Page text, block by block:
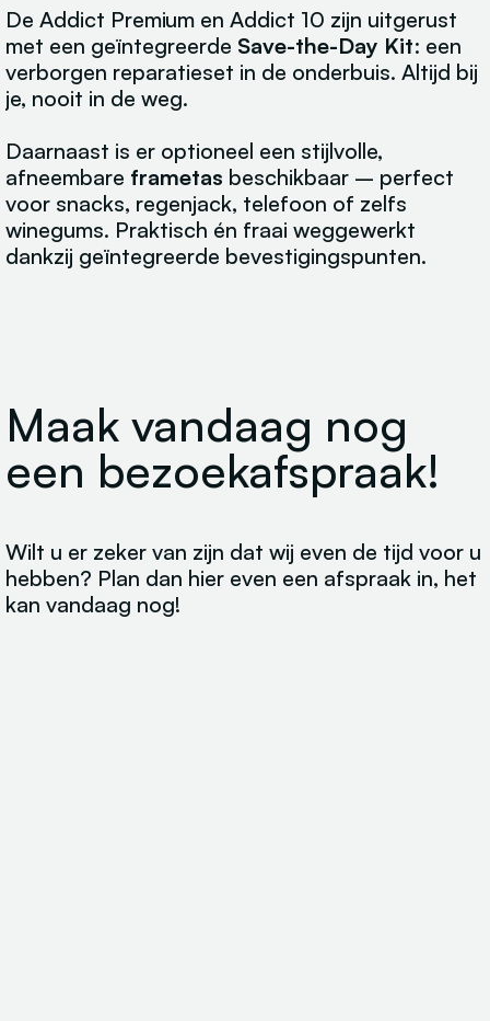
De Addict Premium en Addict 10 zijn uitgerust
met een geïntegreerde Save-the-Day Kit: een
verborgen reparatieset in de onderbuis. Altijd bij
je, nooit in de weg.
Daarnaast is er optioneel een stijlvolle,
afneembare frametas beschikbaar – perfect
voor snacks, regenjack, telefoon of zelfs
winegums. Praktisch én fraai weggewerkt
dankzij geïntegreerde bevestigingspunten.
Maak vandaag nog
een bezoekafspraak!
Wilt u er zeker van zijn dat wij even de tijd voor u
hebben? Plan dan hier even een afspraak in, het
kan vandaag nog!